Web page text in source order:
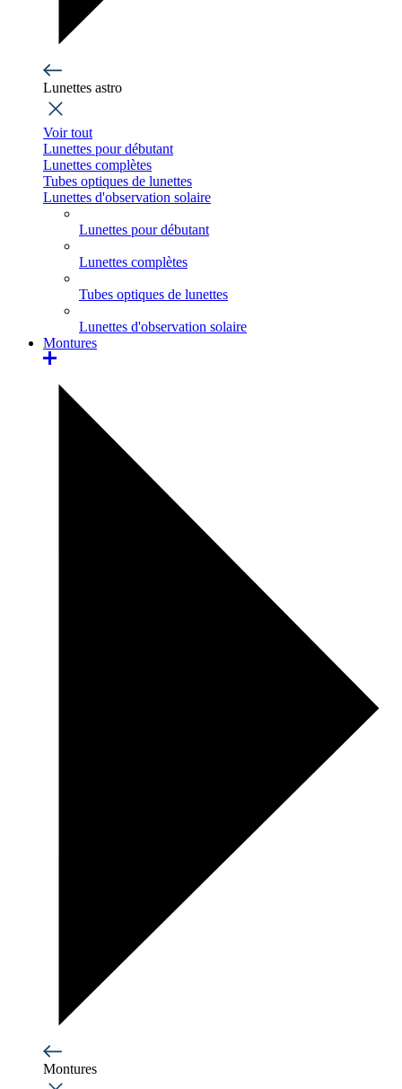
Lunettes astro
Voir tout
Lunettes pour débutant
Lunettes complètes
Tubes optiques de lunettes
Lunettes d'observation solaire
Lunettes pour débutant
Lunettes complètes
Tubes optiques de lunettes
Lunettes d'observation solaire
Montures
Montures